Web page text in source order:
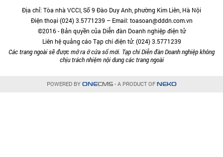
Địa chỉ: Tòa nhà VCCI, Số 9 Đào Duy Anh, phường Kim Liên, Hà Nội
Điện thoại (024) 3.5771239 – Email: toasoan@dddn.com.vn
©2016 - Bản quyền của Diễn đàn Doanh nghiệp điện tử
Liên hệ quảng cáo Tạp chí điện tử: (024) 3.5771239
Các trang ngoài sẽ được mở ra ở cửa sổ mới. Tạp chí Diễn đàn Doanh nghiệp không
chịu trách nhiệm nội dung các trang ngoài
POWERED BY ONECMS- A PRODUCT OF NEKO